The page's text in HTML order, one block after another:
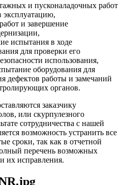
и пусконаладочных работ
эксплуатацию,
и завершение
испытания в ходе
для проверки его
использования,
оборудования для
дефектов работы и замечаний
органов.
заказчику
или скурпулезного
сотрудничества с нашей
возможность устранить все
сроки, так как в отчетной
перечень возможных
их исправления.